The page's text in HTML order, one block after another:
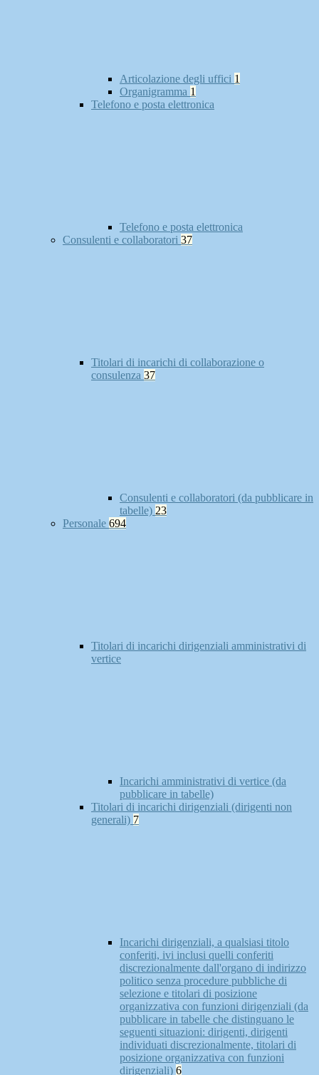
Articolazione degli uffici 1
Organigramma 1
Telefono e posta elettronica
Telefono e posta elettronica
Consulenti e collaboratori 37
Titolari di incarichi di collaborazione o
consulenza 37
Consulenti e collaboratori (da pubblicare in
tabelle) 23
Personale 694
Titolari di incarichi dirigenziali amministrativi di
vertice
Incarichi amministrativi di vertice (da
pubblicare in tabelle)
Titolari di incarichi dirigenziali (dirigenti non
generali) 7
Incarichi dirigenziali, a qualsiasi titolo
conferiti, ivi inclusi quelli conferiti
discrezionalmente dall'organo di indirizzo
politico senza procedure pubbliche di
selezione e titolari di posizione
organizzativa con funzioni dirigenziali (da
pubblicare in tabelle che distinguano le
seguenti situazioni: dirigenti, dirigenti
individuati discrezionalmente, titolari di
posizione organizzativa con funzioni
dirigenziali) 6